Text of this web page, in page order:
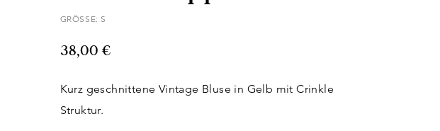
GRÖSSE: S
38,00 €
Kurz geschnittene Vintage Bluse in Gelb mit Crinkle
Struktur.